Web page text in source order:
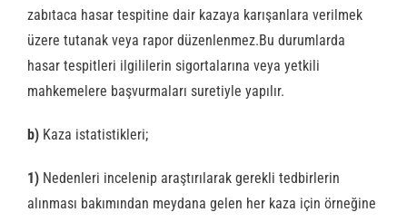
zabıtaca hasar tespitine dair kazaya karışanlara verilmek
üzere tutanak veya rapor düzenlenmez.Bu durumlarda
hasar tespitleri ilgililerin sigortalarına veya yetkili
mahkemelere başvurmaları suretiyle yapılır.
b) Kaza istatistikleri;
1) Nedenleri incelenip araştırılarak gerekli tedbirlerin
alınması bakımından meydana gelen her kaza için örneğine